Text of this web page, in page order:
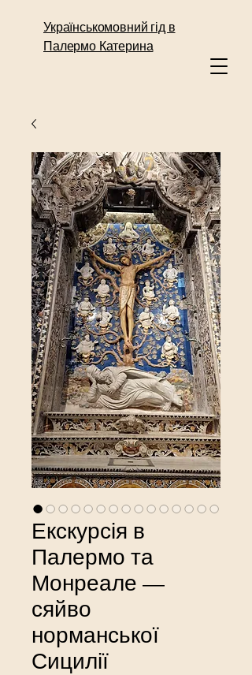
Українськомовний гід в
Палермо Катерина
Екскурсія в
Палермо та
Монреале —
сяйво
норманської
Сицилії